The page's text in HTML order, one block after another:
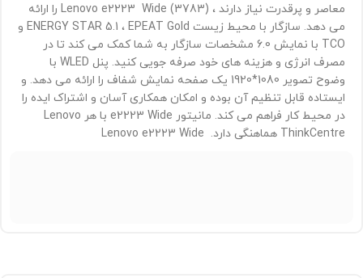
معاصر و پرقدرت نیاز دارند ، Lenovo e2223 Wide (3783) را ارائه
می دهد. سازگار با محیط زیست ENERGY STAR 5.1 ، EPEAT Gold و
TCO با نمایش 6.0 مشخصات سازگار به شما کمک می کند تا در
مصرف انرژی و هزینه های خود صرفه جویی کنید. پنل WLED با
وضوح تصویر 1080*1920 یک صفحه نمایش شفاف را ارائه می دهد. و
ایستاده قابل تنظیم آن بوده و امکان همکاری آسان و اشتراک ایده را
در محیط کار فراهم می کند. مانیتور e2223 Wide با هر Lenovo
ThinkCentre هماهنگی دارد. Lenovo e2223 Wide